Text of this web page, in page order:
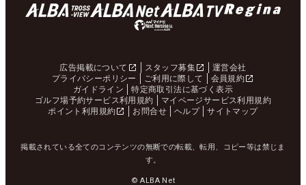
広告掲載について スタッフ募集
運営会社
プライバシーポリシー
ご利用に際して
会員規約
ガイドライン
特定商取引法に基づく表示
ゴルフ場予約サービス利用規約
マイページサービス利用規約
ポイント利用規約
お問合せ ヘルプ サイトマップ
掲載されている全てのコンテンツの無断での転載、転用、コピー等は禁じま
す。
© ALBA Net